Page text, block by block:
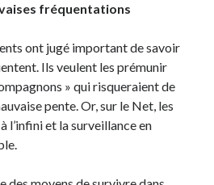
fréquentations
ont jugé important de savoir
Ils veulent les prémunir
» qui risqueraient de
pente. Or, sur le Net, les
l’infini et la surveillance en